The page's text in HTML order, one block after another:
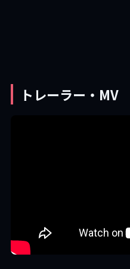
トレーラー・MV